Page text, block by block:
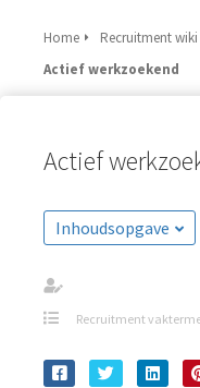
Home Recruitment wiki
Actief werkzoekend
Actief
Inhoudsopgave
Recruitment